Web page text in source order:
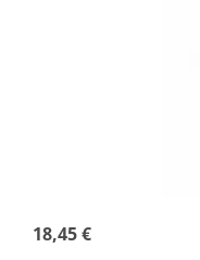
18,45 €